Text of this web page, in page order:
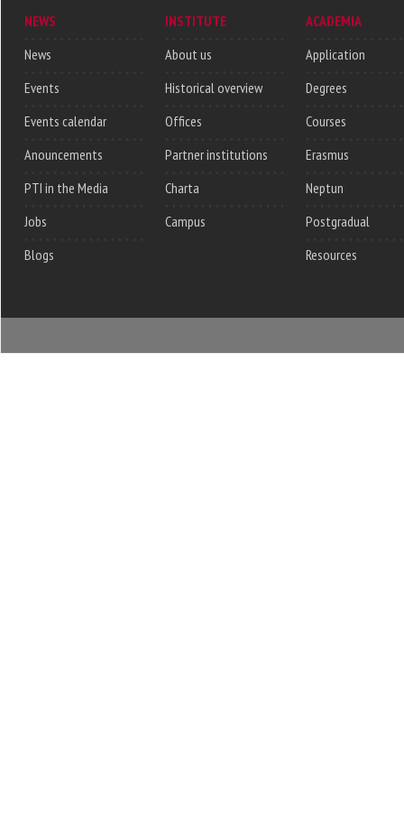
NEWS
News
Events
Events calendar
Anouncements
PTI in the Media
Jobs
Blogs
INSTITUTE
About us
Historical overview
Offices
Partner institutions
Charta
Campus
ACADEMIA
Application
Degrees
Courses
Erasmus
Neptun
Postgradual
Resources